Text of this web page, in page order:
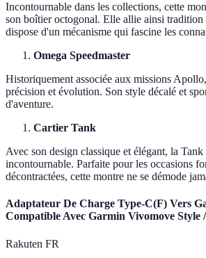
Incontournable dans les collections, cette
son boîtier octogonal. Elle allie ainsi tradition
dispose d'un mécanisme qui fascine les
Omega Speedmaster
Historiquement associée aux missions
précision et évolution. Son style décalé et
d'aventure.
Cartier Tank
Avec son design classique et élégant, la
incontournable. Parfaite pour les occasions
décontractées, cette montre ne se démode
Adaptateur De Charge Type-C(F) Vers
Compatible Avec Garmin Vivomove Style
Rakuten FR